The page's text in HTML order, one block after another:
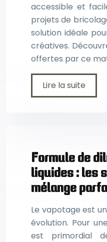
accessible et
projets de
solution idéale
créatives.
offertes par ce
Lire la suite
Formule de
liquides : les
mélange
Le vapotage est
évolution. Pour
est primordial